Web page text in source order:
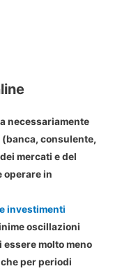
necessariamente
consulente,
mercati e del
operare in
investimenti
oscillazioni
molto meno
per periodi